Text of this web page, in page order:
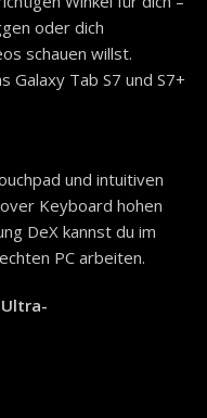
oder dich
schauen willst.
Galaxy Tab S7 und S7+
und intuitiven
Keyboard hohen
DeX kannst du im
PC arbeiten.